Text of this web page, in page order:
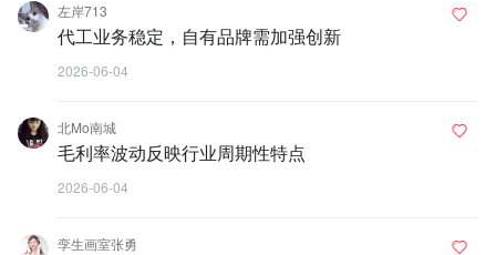
左岸713
代工业务稳定，自有品牌需加强创新
2026-06-04
北Mo南城
毛利率波动反映行业周期性特点
2026-06-04
孪生画室张勇